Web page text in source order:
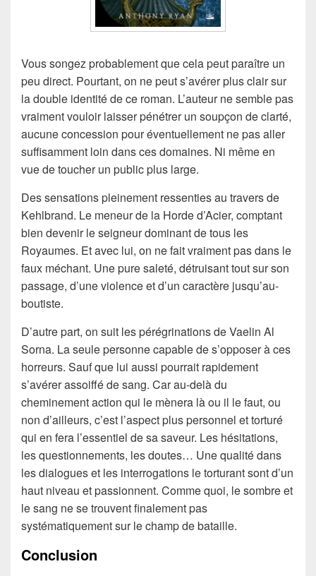
Vous songez probablement que cela peut paraître un
peu direct. Pourtant, on ne peut s’avérer plus clair sur
la double identité de ce roman. L’auteur ne semble pas
vraiment vouloir laisser pénétrer un soupçon de clarté,
aucune concession pour éventuellement ne pas aller
suffisamment loin dans ces domaines. Ni même en
vue de toucher un public plus large.
Des sensations pleinement ressenties au travers de
Kehlbrand. Le meneur de la Horde d’Acier, comptant
bien devenir le seigneur dominant de tous les
Royaumes. Et avec lui, on ne fait vraiment pas dans le
faux méchant. Une pure saleté, détruisant tout sur son
passage, d’une violence et d’un caractère jusqu’au-
boutiste.
D’autre part, on suit les pérégrinations de Vaelin Al
Sorna. La seule personne capable de s’opposer à ces
horreurs. Sauf que lui aussi pourrait rapidement
s’avérer assoiffé de sang. Car au-delà du
cheminement action qui le mènera là ou il le faut, ou
non d’ailleurs, c’est l’aspect plus personnel et torturé
qui en fera l’essentiel de sa saveur. Les hésitations,
les questionnements, les doutes… Une qualité dans
les dialogues et les interrogations le torturant sont d’un
haut niveau et passionnent. Comme quoi, le sombre et
le sang ne se trouvent finalement pas
systématiquement sur le champ de bataille.
Conclusion